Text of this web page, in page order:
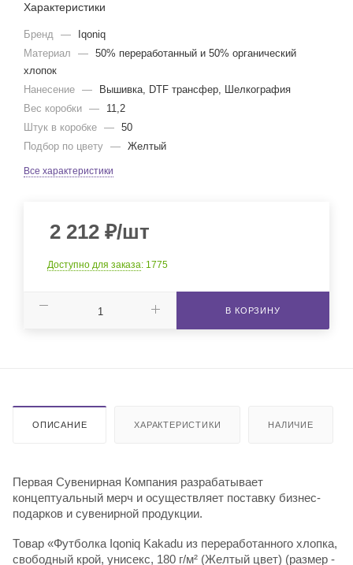
Характеристики
Бренд —
Iqoniq
Материал
— 50% переработанный и 50% органический
хлопок
Нанесение —
Вышивка, DTF трансфер, Шелкография
Вес коробки —
11,2
Штук в коробке — 50
Подбор по цвету — Желтый
Все характеристики
2 212 ₽/шт
Доступно для заказа: 1775
В КОРЗИНУ
ОПИСАНИЕ ХАРАКТЕРИСТИКИ НАЛИЧИЕ
Первая Сувенирная Компания разрабатывает
концептуальный мерч и осуществляет поставку бизнес-
подарков и сувенирной продукции.
Товар «Футболка Iqoniq Kakadu из переработанного хлопка,
свободный крой, унисекс, 180 г/м² (Желтый цвет) (размер -